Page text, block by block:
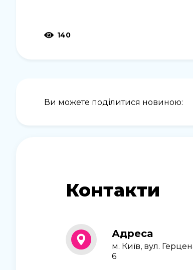
140
Ви можете поділитися новиною:
Контакти
Адреса
м. Київ, вул.
6